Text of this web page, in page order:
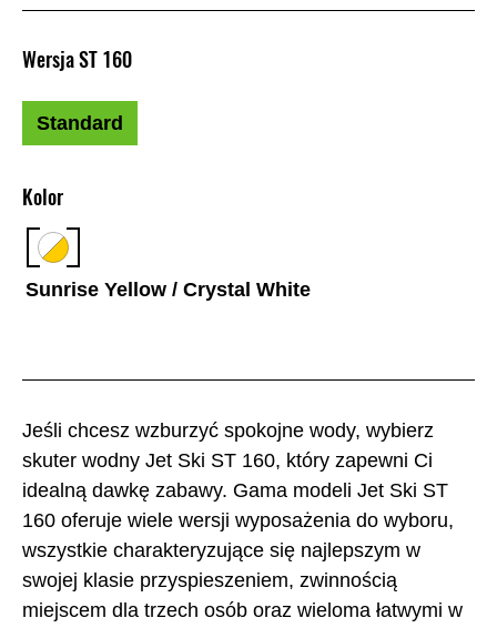
Jeśli chcesz wzburzyć spokojne wody, wybierz
skuter wodny Jet Ski ST 160, który zapewni Ci
idealną dawkę zabawy. Gama modeli Jet Ski ST
160 oferuje wiele wersji wyposażenia do wyboru,
wszystkie charakteryzujące się najlepszym w
swojej klasie przyspieszeniem, zwinnością
miejscem dla trzech osób oraz wieloma łatwymi w
Kolor
Sunrise Yellow / Crystal White
Wersja ST 160
Standard